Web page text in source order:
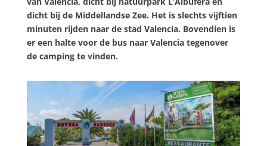
dicht bij de Middellandse Zee. Het is slechts vijftien
minuten rijden naar de stad Valencia. Bovendien is
er een halte voor de bus naar Valencia tegenover
de camping te vinden.